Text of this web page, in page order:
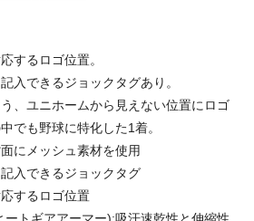
するロゴ位置。
入できるジョックタグあり。
、ユニホームから見えない位置にロゴ
でも野球に特化した1着。
にメッシュ素材を使用
入できるジョックタグ
するロゴ位置
ートギアアーマー):吸汗速乾性と伸縮性